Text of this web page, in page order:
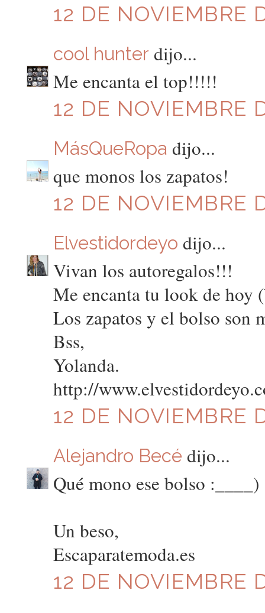
12 DE NOVIEMBRE
cool hunter dijo...
Me encanta el top!!!!!
12 DE NOVIEMBRE
MásQueRopa dijo...
que monos los zapatos!
12 DE NOVIEMBRE
Elvestidordeyo dijo...
Vivan los autoregalos!!!
Me encanta tu look de hoy
Los zapatos y el bolso
Bss,
Yolanda.
http://
12 DE NOVIEMBRE
Alejandro Becé dijo...
Qué mono ese bolso :____)
Un beso,
Escaparatemoda.es
12 DE NOVIEMBRE